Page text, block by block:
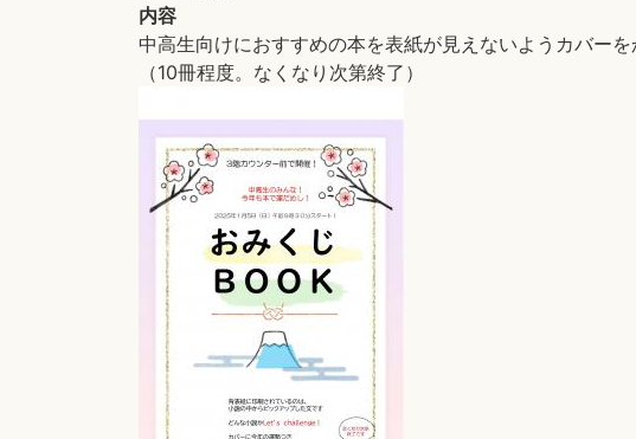
内容
中高生向けにおすすめの本を表紙が見えないようカバー
（10冊程度。なくなり次第終了）